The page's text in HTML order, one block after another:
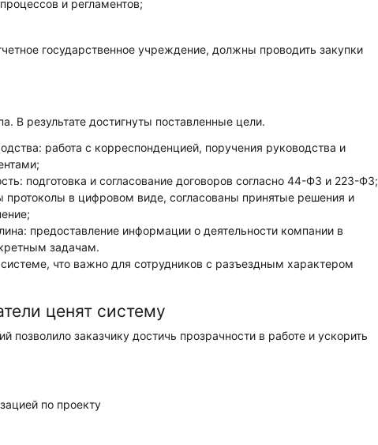
и регламентов;
государственное учреждение, должны проводить закупки
В результате достигнуты поставленные цели.
работа с корреспонденцией, поручения руководства и
подготовка и согласование договоров согласно 44-ФЗ и 223-ФЗ;
в цифровом виде, согласованы принятые решения и
предоставление информации о деятельности компании в
задачам.
что важно для сотрудников с разъездным характером
ценят систему
заказчику достичь прозрачности в работе и ускорить
по проекту